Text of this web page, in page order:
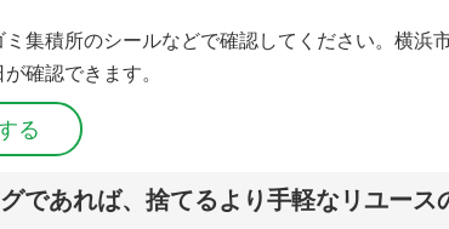
集積所のシールなどで確認してください。横浜
確認できます。
る
であれば、捨てるより手軽なリユース